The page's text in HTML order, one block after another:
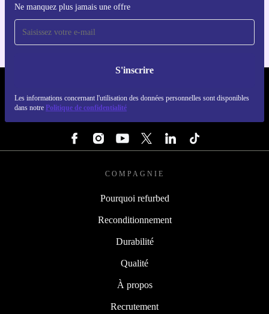
Ne manquez plus jamais une offre
S'inscrire
Les informations concernant l'utilisation des données personnelles sont disponibles
dans notre Politique de confidentialité
Pour iOS et Android
COMPAGNIE
Pourquoi refurbed
Reconditionnement
Durabilité
Qualité
À propos
Recrutement